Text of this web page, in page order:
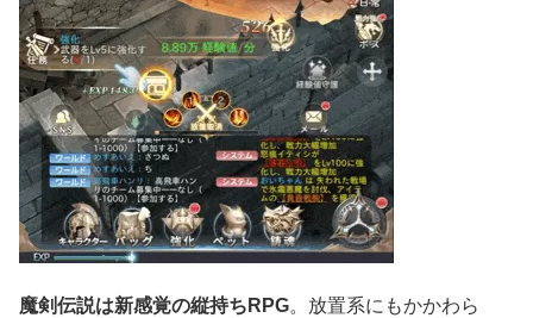
魔剣伝説は新感覚の縦持ちRPG。放置系にもかかわら